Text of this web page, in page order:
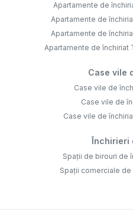
Apartamente de
Apartamente de
Apartamente de
Apartamente de închiriat
Case vile
Case vile de
Case vile de
Case vile de
Închirieri
Spații de birouri de
Spații comerciale de